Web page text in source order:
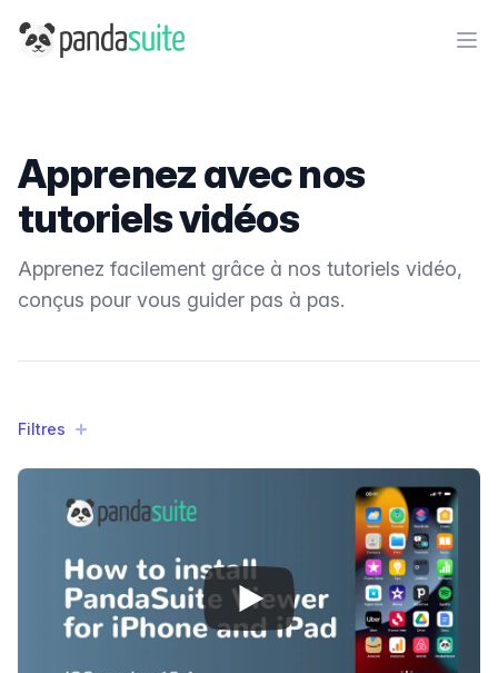
PandaSuite
Apprenez avec nos
tutoriels vidéos
Apprenez facilement grâce à nos tutoriels vidéo,
conçus pour vous guider pas à pas.
Filtres
Filtres
Products
View details forInstaller